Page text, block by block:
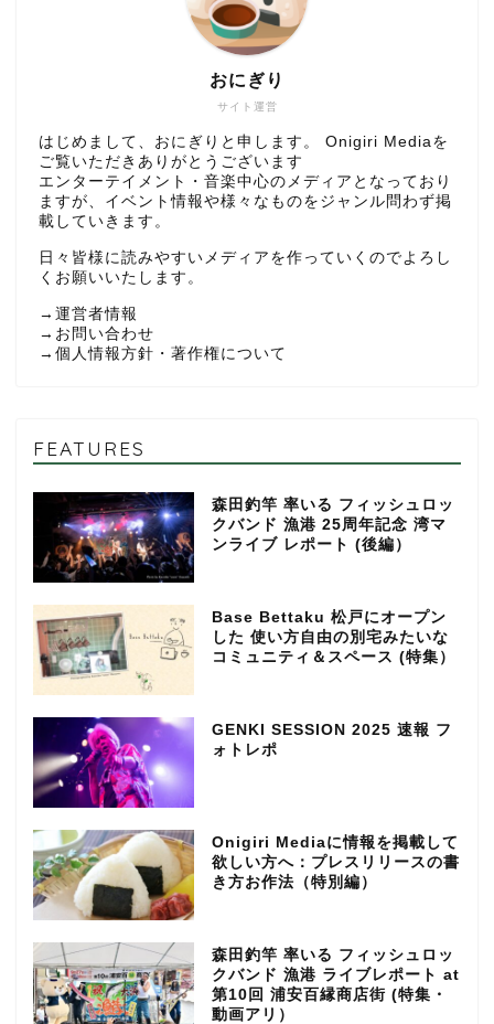
サイト運営
おにぎり
はじめまして、おにぎりと申します。 Onigiri Mediaを
ご覧いただきありがとうございます
エンターテイメント・音楽中心のメディアとなっており
ますが、イベント情報や様々なものをジャンル問わず掲
載していきます。
日々皆様に読みやすいメディアを作っていくのでよろし
くお願いいたします。
→ 運営者情報
→ お問い合わせ
→ 個人情報方針・著作権について
FEATURES
森田釣竿 率いる フィッシュロッ
クバンド 漁港 25周年記念 湾マ
ンライブ レポート (後編）
Base Bettaku 松戸にオープン
した 使い方自由の別宅みたいな
コミュニティ＆スペース (特集）
GENKI SESSION 2025 速報 フ
ォトレポ
Onigiri Mediaに情報を掲載して
欲しい方へ：プレスリリースの書
き方お作法（特別編）
森田釣竿 率いる フィッシュロッ
クバンド 漁港 ライブレポート at
第10回 浦安百縁商店街 (特集・
動画アリ）